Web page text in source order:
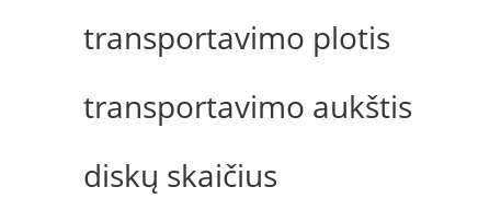
transportavimo plotis
transportavimo aukštis
diskų skaičius